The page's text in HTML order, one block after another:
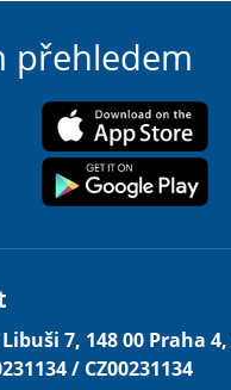
přehledem
Libuši 7, 148 00 Praha 4,
/ CZ00231134